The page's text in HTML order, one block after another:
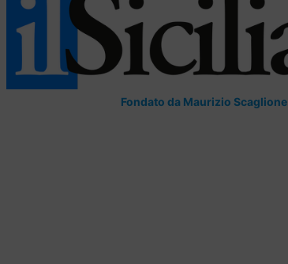
Fondato da Maurizio Scaglione